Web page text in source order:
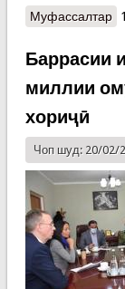
Муфассалтаро
Баррасии
миллии
хориҷӣ
Чоп шуд: 20/02/